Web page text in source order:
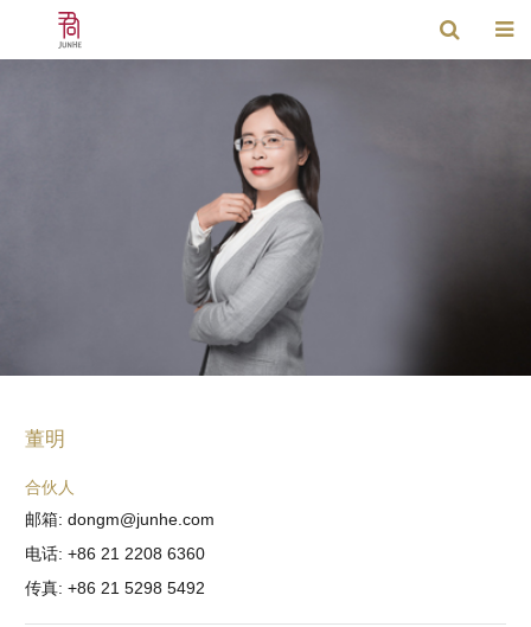
董明
合伙人
邮箱: dongm@junhe.com
电话: +86 21 2208 6360
传真: +86 21 5298 5492